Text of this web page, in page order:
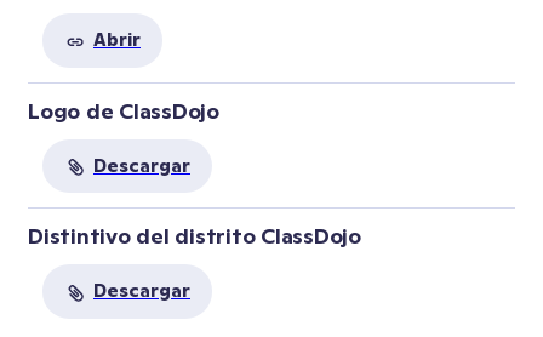
Abrir
Logo de ClassDojo
Descargar
Distintivo del distrito ClassDojo
Descargar